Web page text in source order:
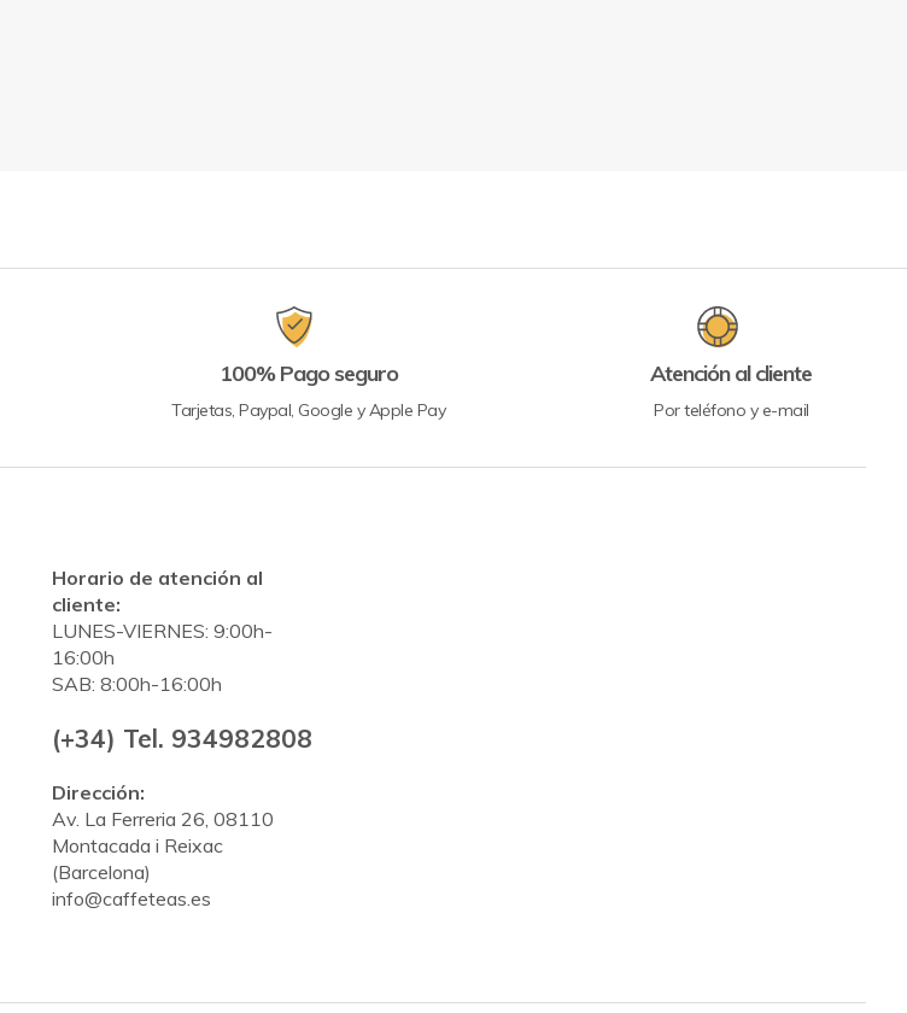
100% Pago seguro
Tarjetas, Paypal, Google y Apple Pay
Atención al cliente
Por teléfono y e-mail
Horario de atención al
cliente:
LUNES-VIERNES: 9:00h-
16:00h
SAB: 8:00h-16:00h
(+34) Tel. 934982808
Dirección:
Av. La Ferreria 26, 08110
Montacada i Reixac
(Barcelona)
info@caffeteas.es